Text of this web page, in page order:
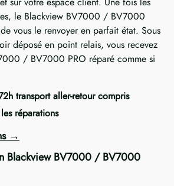
le Blackview BV7000 / BV7000
vous le renvoyer en parfait état. Sous
déposé en point relais, vous recevez
/ BV7000 PRO réparé comme si
transport aller-retour compris
réparations
Blackview BV7000 / BV7000